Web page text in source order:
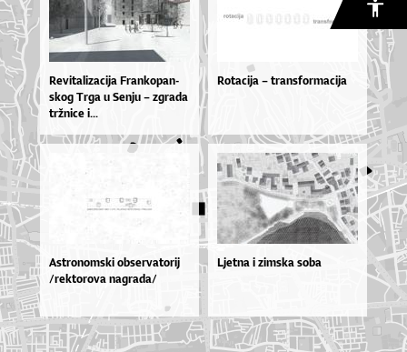
Re­vi­ta­li­za­ci­ja Fran­ko­pan­
skog Tr­ga u Sen­ju – zgra­da
tr­žni­ce i...
Rotacija – transformacija
As­tro­nom­ski ob­ser­va­to­rij
/rek­to­ro­va na­gra­da/
Ljetna i zimska soba